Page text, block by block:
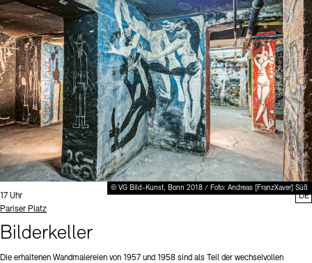
Stellenangebote Newsletter Presse
Nachhaltigkeit Kontakt
Digitale Sammlungen Exil-Archive
© VG Bild-Kunst, Bonn 2018 / Foto: Andreas [FranzXaver] Süß
Uhrzeit:
17 Uhr
Standort
Pariser Platz
Bilderkeller
Die erhaltenen Wandmalereien von 1957 und 1958 sind als Teil der wechselvollen
DE